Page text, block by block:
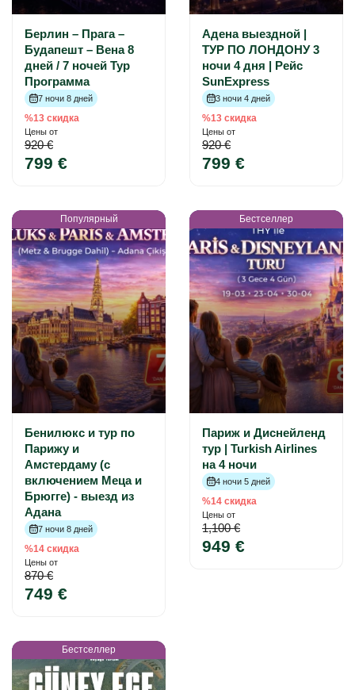
Берлин – Прага –
Будапешт – Вена 8
дней / 7 ночей Тур
Программа
7 ночи 8 дней
%13 скидка
Цены от
920 €
799 €
Адена выездной |
ТУР ПО ЛОНДОНУ 3
ночи 4 дня | Рейс
SunExpress
3 ночи 4 дней
%13 скидка
Цены от
920 €
799 €
Популярный
Бенилюкс и тур по
Парижу и
Амстердаму (с
включением Меца и
Брюгге) - выезд из
Адана
7 ночи 8 дней
%14 скидка
Цены от
870 €
749 €
Бестселлер
Париж и Диснейленд
тур | Turkish Airlines
на 4 ночи
4 ночи 5 дней
%14 скидка
Цены от
1,100 €
949 €
Бестселлер